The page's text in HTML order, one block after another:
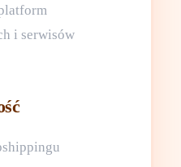
i serwisów